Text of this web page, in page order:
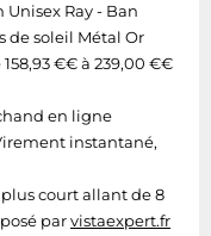
Ray - Ban
de soleil Métal Or
€€ à 239,00 €€
en ligne
instantané,
court allant de 8
parvistaexpert.fr